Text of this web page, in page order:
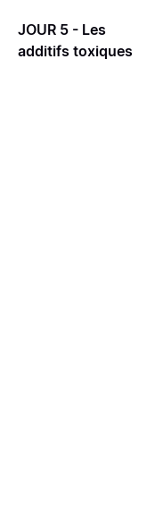
JOUR 5 - Les
additifs toxiques